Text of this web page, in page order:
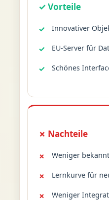
✓ Vorteile
Innovativer
EU-Server für
Schönes
✗ Nachteile
Weniger
Lernkurve für
Weniger